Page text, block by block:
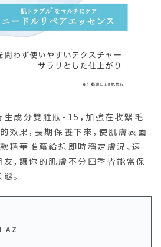
成分雙胜肽-15，加強在收緊毛
效果，長期保養下來，使肌膚表面
精華推薦給想即時穩定膚況、遠
，讓你的肌膚不分四季皆能常保
。
AZ